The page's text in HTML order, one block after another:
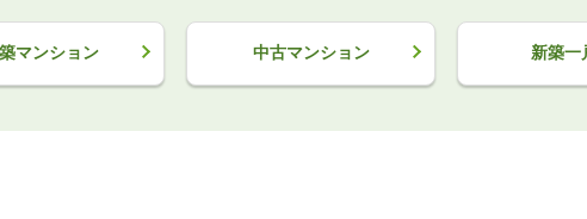
マンション 中古マンション 新築一